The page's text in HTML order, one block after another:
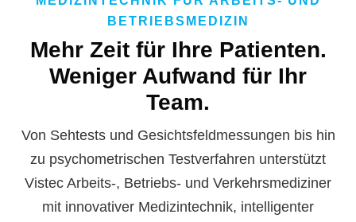
BETRIEBSMEDIZIN
Mehr Zeit für Ihre Patienten.
Weniger Aufwand für Ihr
Team.
Von Sehtests und Gesichtsfeldmessungen bis hin
zu psychometrischen Testverfahren unterstützt
Vistec Arbeits-, Betriebs- und Verkehrsmediziner
mit innovativer Medizintechnik, intelligenter